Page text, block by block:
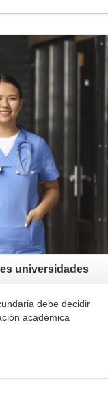
universidades
debe decidir
académica